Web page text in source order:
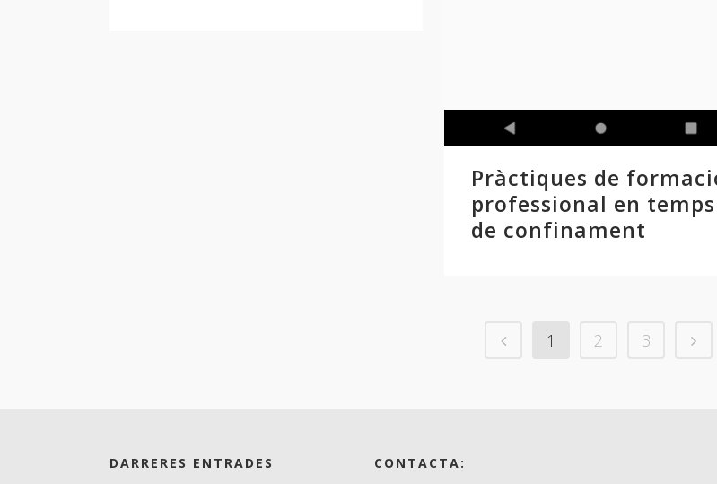
Pràctiques de
professional en temps
de confinament
1 2 3
DARRERES ENTRADES CONTACTA: